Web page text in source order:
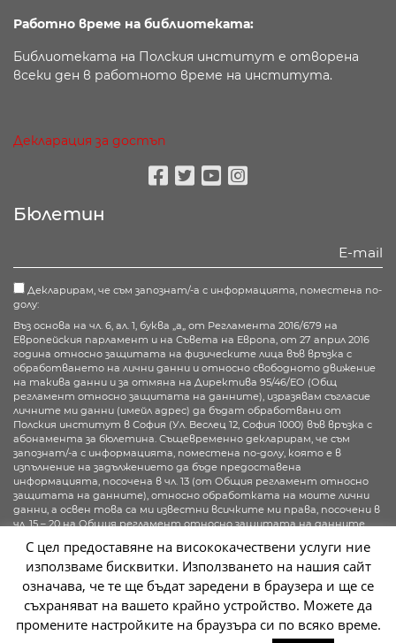
Работно време на библиотеката:
Библиотеката на Полския институт е отворена
всеки ден в работното време на института.
Декларация за достъп
Бюлетин
Декларирам, че съм запознат/-а с информацията, поместена по-
долу:
Въз основа на чл. 6, ал. 1, буква „а„ от Регламента 2016/679 на
Европейския парламент и на Съвета на Европа, от 27 април 2016
година относно защитата на физическите лица във връзка с
обработването на лични данни и относно свободното движение
на такива данни и за отмяна на Директива 95/46/ЕО (Общ
регламент относно защитата на данните), изразявам съгласие
личните ми данни (имейл адрес) да бъдат обработвани от
Полския институт в София (Ул. Веслец 12, София 1000) във връзка с
абонамента за бюлетина. Същевременно декларирам, че съм
запознат/-а с информацията, поместена по-долу, която е в
изпълнение на задължението да бъде предоставена
информацията, посочена в чл. 13 (от Общия регламент относно
защитата на данните), относно обработката на моите лични
данни, а освен това са ми известни всичките ми права, посочени в
чл. 15 – 20 на Общия регламент относно защитата на данните.
Повече информация
Абонирай се
С цел предоставяне на висококачествени услуги ние
използваме бисквитки. Използването на нашия сайт
означава, че те ще бъдат заредени в браузера и ще се
съхраняват на вашето крайно устройство. Можете да
промените настройките на браузъра си по всяко време.